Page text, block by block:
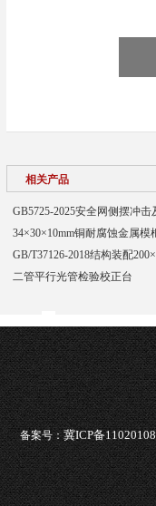
相关产品
GB5725-2025安全网侧摆冲
34×30×10mm铜耐腐蚀金属模
GB/T37126-2018结构装配
二管平行光管检验校正台
备案号：冀ICP备